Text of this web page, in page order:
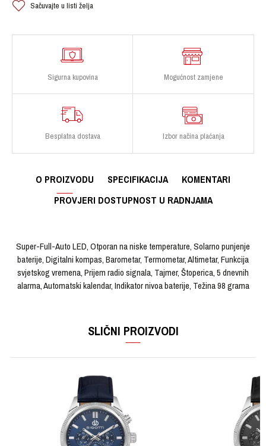
Sačuvajte u listi želja
Sigurna kupovina Mogućnost zamjene
Besplatna dostava Izbor načina plaćanja
O PROIZVODU SPECIFIKACIJA
KOMENTARI
PROVJERI DOSTUPNOST U RADNJAMA
Super-Full-Auto LED, Otporan na niske temperature, Solarno punjenje
baterije, Digitalni kompas, Barometar, Termometar, Altimetar, Funkcija
svjetskog vremena, Prijem radio signala, Tajmer, Štoperica, 5 dnevnih
alarma, Automatski kalendar, Indikator nivoa baterije, Težina 98 grama
Ručni sat
Materijal sata
SLIČNI PROIZVODI